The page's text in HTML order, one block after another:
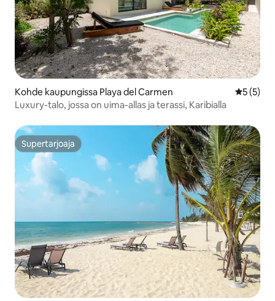
Kohde kaupungissa Playa del Carmen
5 (5)
Luxury-talo, jossa on uima-allas ja terassi, Karibialla
Supertarjoaja
Supertarjoaja